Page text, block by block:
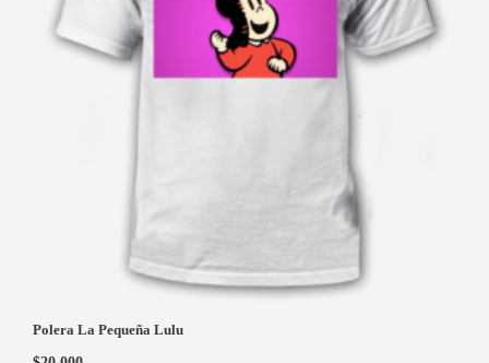
Polera La Pequeña Lulu